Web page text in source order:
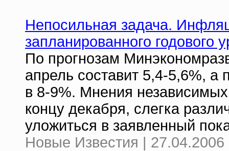
Непосильная задача.
запланированного годового
По прогнозам
апрель составит 5,4-5,6%, а
в 8-9%. Мнения
концу декабря, слегка
уложиться в заявленный
Новые Известия | 27.04.2006